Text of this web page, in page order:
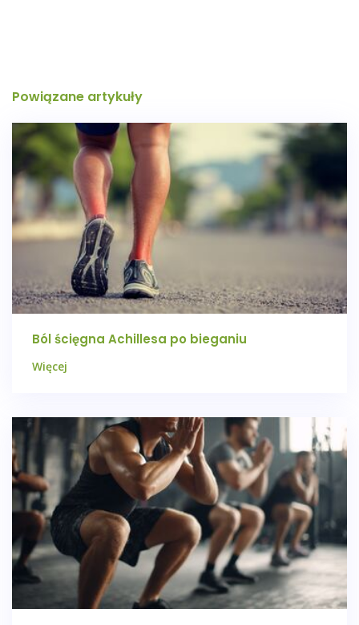
Powiązane artykuły
Ból ścięgna Achillesa po bieganiu
Więcej